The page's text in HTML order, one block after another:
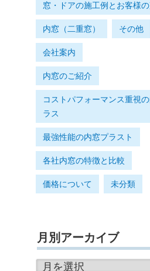
窓・ドアの施工例とお客様
内窓（二重窓） その他
会社案内
内窓のご紹介
コストパフォーマンス重視
ラス
最強性能の内窓プラスト
各社内窓の特徴と比較
価格について 未分類
月別アーカイブ
月